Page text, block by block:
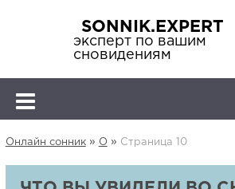
SONNIK.EXPERT
эксперт по вашим
сновидениям
Онлайн сонник» О » Страница 10